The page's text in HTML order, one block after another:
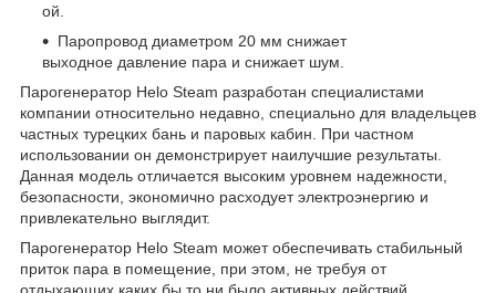
ой.
Паропровод диаметром 20 мм снижает
выходное давление пара и снижает шум.
Парогенератор Helo Steam разработан специалистами
компании относительно недавно, специально для владельцев
частных турецких бань и паровых кабин. При частном
использовании он демонстрирует наилучшие результаты.
Данная модель отличается высоким уровнем надежности,
безопасности, экономично расходует электроэнергию и
привлекательно выглядит.
Парогенератор Helo Steam может обеспечивать стабильный
приток пара в помещение, при этом, не требуя от
отдыхающих каких бы то ни было активных действий.